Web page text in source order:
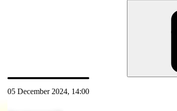
Dec 2024 14:19
05 December 2024, 14:00